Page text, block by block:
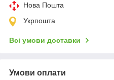
Нова Пошта
Укрпошта
Всі умови доставки
Умови оплати